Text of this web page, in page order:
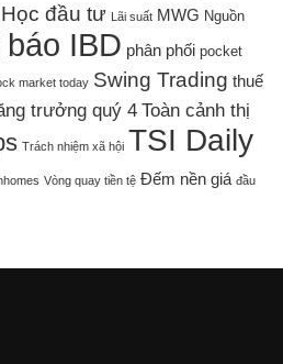
Học đầu tư Lãi suất MWG Nguồn
báo IBD phân phối pocket
market today Swing Trading thuế
trưởng quý 4 Toàn cảnh thị
Trách nhiệm xã hội TSI Daily
Vòng quay tiền tệ Đếm nền giá đầu